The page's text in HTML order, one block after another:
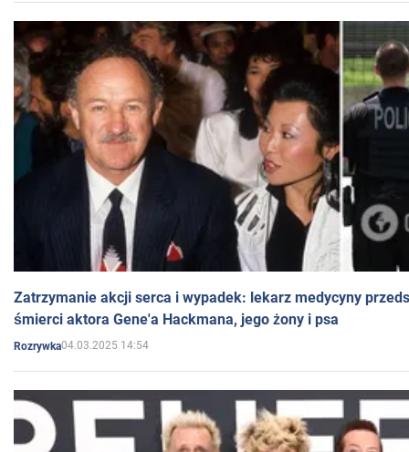
Zatrzymanie akcji serca i wypadek: lekarz medycyny
śmierci aktora Gene'a Hackmana, jego żony i psa
Rozrywka04.03.2025 14:54